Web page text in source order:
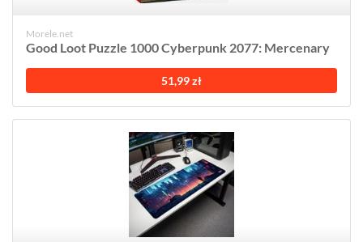
Morele.net
Good Loot Puzzle 1000 Cyberpunk 2077: Mercenary
51,99 zł